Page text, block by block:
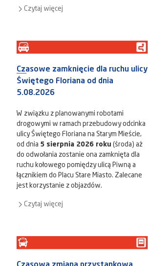
Czytaj więcej
Czasowe zamknięcie dla ruchu ulicy
Świętego Floriana od dnia
5.08.2026
W związku z planowanymi robotami
drogowymi w ramach przebudowy odcinka
ulicy Świętego Floriana na Starym Mieście,
od dnia 5 sierpnia 2026 roku (środa) aż
do odwołania zostanie ona zamknięta dla
ruchu kołowego pomiędzy ulicą Piwną a
łącznikiem do Placu Stare Miasto. Zalecane
jest korzystanie z objazdów.
Czytaj więcej